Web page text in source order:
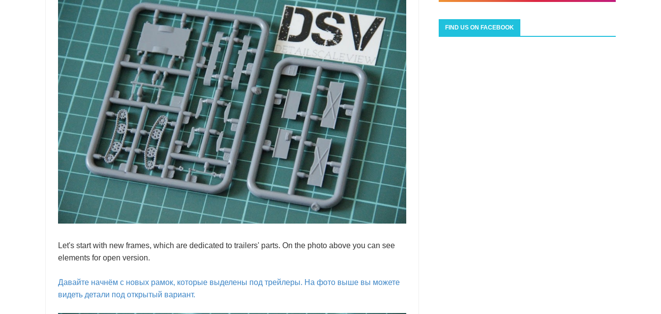
Let's start with new frames, which are dedicated to trailers' parts. On the photo above you can see
elements for open version.
Давайте начнём с новых рамок, которые выделены под трейлеры. На фото выше вы можете
видеть детали под открытый вариант.
FIND US ON FACEBOOK